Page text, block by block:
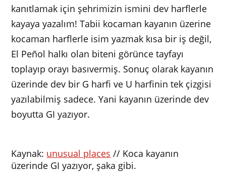
kanıtlamak için şehrimizin ismini dev harflerle
kayaya yazalım! Tabii kocaman kayanın üzerine
kocaman harflerle isim yazmak kısa bir iş değil,
El Peñol halkı olan biteni görünce tayfayı
toplayıp orayı basıvermiş. Sonuç olarak kayanın
üzerinde dev bir G harfi ve U harfinin tek çizgisi
yazılabilmiş sadece. Yani kayanın üzerinde dev
boyutta GI yazıyor.
Kaynak: unusual places // Koca kayanın
üzerinde GI yazıyor, şaka gibi.